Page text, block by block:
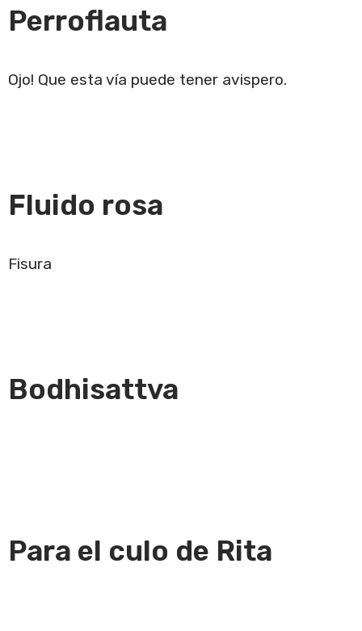
Perroflauta
Ojo! Que esta vía puede tener avispero.
Fluido rosa
Fisura
Bodhisattva
Para el culo de Rita